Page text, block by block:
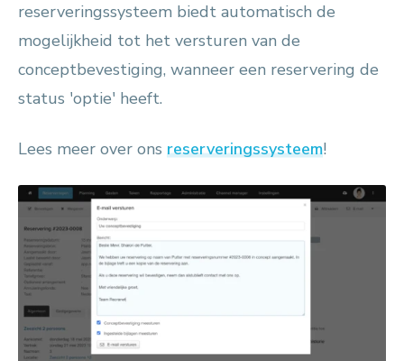
reserveringssysteem biedt automatisch de
mogelijkheid tot het versturen van de
conceptbevestiging, wanneer een reservering de
status 'optie' heeft.
Lees meer over ons reserveringssysteem!